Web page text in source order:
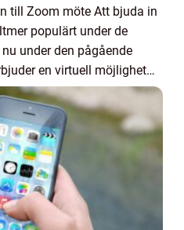
till Zoom möte Att bjuda in
populärt under de
under den pågående
en virtuell möjlighet
med andra ...